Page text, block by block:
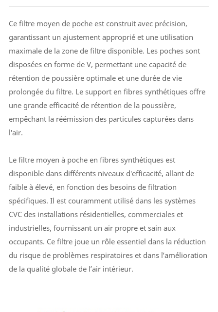
Ce filtre moyen de poche est construit avec précision,
garantissant un ajustement approprié et une utilisation
maximale de la zone de filtre disponible. Les poches sont
disposées en forme de V, permettant une capacité de
rétention de poussière optimale et une durée de vie
prolongée du filtre. Le support en fibres synthétiques offre
une grande efficacité de rétention de la poussière,
empêchant la réémission des particules capturées dans
l'air.
Le filtre moyen à poche en fibres synthétiques est
disponible dans différents niveaux d'efficacité, allant de
faible à élevé, en fonction des besoins de filtration
spécifiques. Il est couramment utilisé dans les systèmes
CVC des installations résidentielles, commerciales et
industrielles, fournissant un air propre et sain aux
occupants. Ce filtre joue un rôle essentiel dans la réduction
du risque de problèmes respiratoires et dans l’amélioration
de la qualité globale de l’air intérieur.